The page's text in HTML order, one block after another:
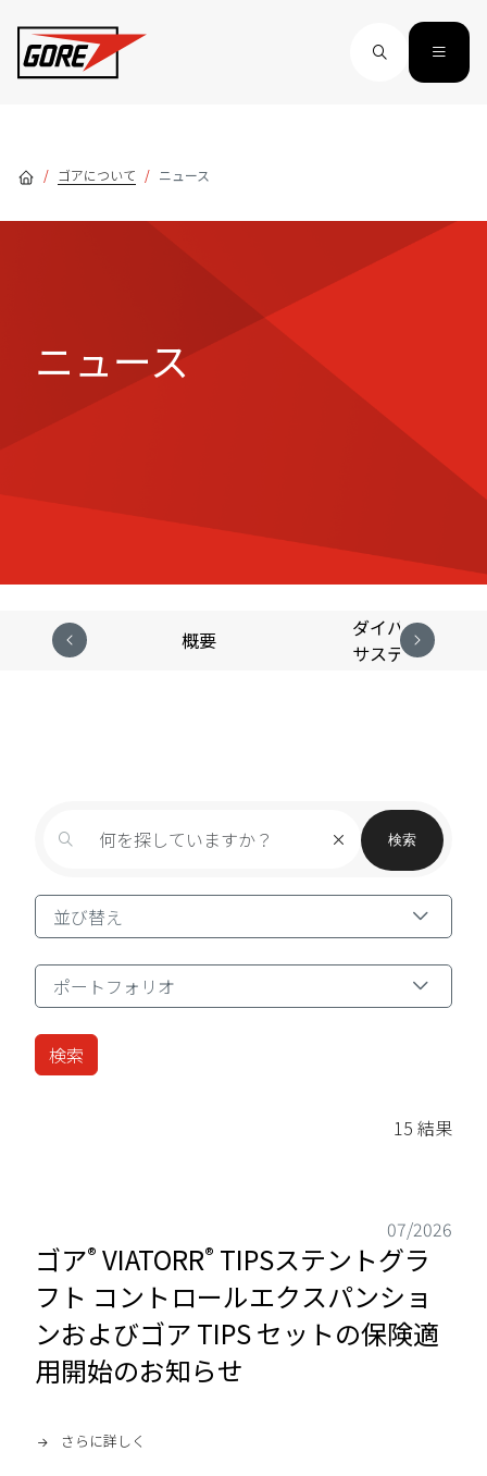
ゴアについて ニュース
ニュース
概要
ダイバーシティ
サステナビリテ
検索
並び替え
ポートフォリオ
ポートフォリオ
15 結果
07/2026
ゴア® VIATORR® TIPSステントグラ
フト コントロールエクスパンショ
ンおよびゴア TIPS セットの保険適
用開始のお知らせ
さらに詳しく